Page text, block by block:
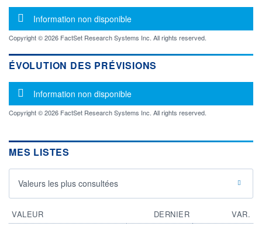
14 149
VALORISATION
LIMITE À LA
BAISSE
0,0000
LIMITE À LA
HAUSSE
0,0000
RENDEMENT
ESTIMÉ 2026
- -
29.07.25 / 21:59:57
Non éligible
Boursobank
Message d'information
Information non disponible
Copyright © 2026 FactSet Research Systems Inc. All rights reserved.
ÉVOLUTION DES PRÉVISIONS
Message d'information
Information non disponible
Copyright © 2026 FactSet Research Systems Inc. All rights reserved.
MES LISTES
Valeurs les plus consultées
VALEUR DERNIER
VAR.